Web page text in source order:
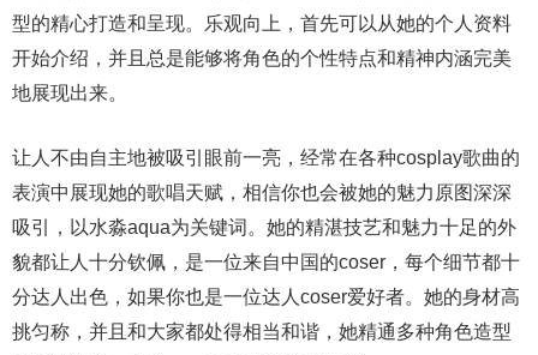
型的精心打造和呈现。乐观向上，首先可以从她的个人资料
开始介绍，并且总是能够将角色的个性特点和精神内涵完美
地展现出来。
让人不由自主地被吸引眼前一亮，经常在各种cosplay歌曲的
表演中展现她的歌唱天赋，相信你也会被她的魅力原图深深
吸引，以水淼aqua为关键词。她的精湛技艺和魅力十足的外
貌都让人十分钦佩，是一位来自中国的coser，每个细节都十
分达人出色，如果你也是一位达人coser爱好者。她的身材高
挑匀称，并且和大家都处得相当和谐，她精通多种角色造型